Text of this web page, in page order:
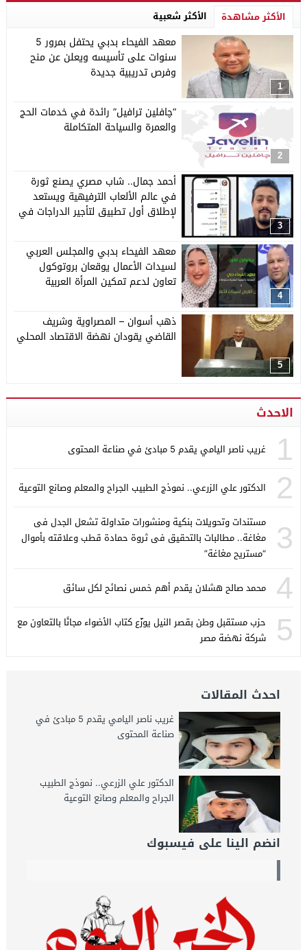
الأكثر مشاهدة الأكثر شعبية
1
معهد الفيحاء بدبي يحتفل بمرور 5
سنوات على تأسيسه ويعلن عن منح
وفرص تدريبية جديدة
2
“چافلين ترافيل” رائدة في خدمات الحج
والعمرة والسياحة المتكاملة
3
أحمد جمال.. شاب مصري يصنع ثورة
في عالم الألعاب الترفيهية ويستعد
لإطلاق أول تطبيق لتأجير الدراجات في
4
معهد الفيحاء بدبي والمجلس العربي
لسيدات الأعمال يوقعان بروتوكول
تعاون لدعم تمكين المرأة العربية
5
ذهب أسوان – المصراوية وشريف
القاضي يقودان نهضة الاقتصاد المحلي
الاحدث
1 غريب ناصر اليامي يقدم 5 مبادئ في صناعة المحتوى
2 الدكتور علي الزرعي.. نموذج الطبيب الجراح والمعلم وصانع التوعية
3
مستندات وتحويلات بنكية ومنشورات متداولة تشعل الجدل فى
مغاغة.. مطالبات بالتحقيق فى ثروة حمادة قطب وعلاقته بأموال
“مستريح مغاغة”
4 محمد صالح هشلان يقدم أهم خمس نصائح لكل سائق
5
حزب مستقبل وطن بقصر النيل يوزّع كتاب الأضواء مجانًا بالتعاون مع
شركة نهضة مصر
احدث المقالات
غريب ناصر اليامي يقدم 5 مبادئ في
صناعة المحتوى
الدكتور علي الزرعي.. نموذج الطبيب
الجراح والمعلم وصانع التوعية
انضم الينا على فيسبوك